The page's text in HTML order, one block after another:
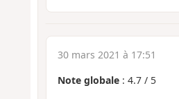
30 mars 2021 à 17:51
Note globale: 4.7/ 5